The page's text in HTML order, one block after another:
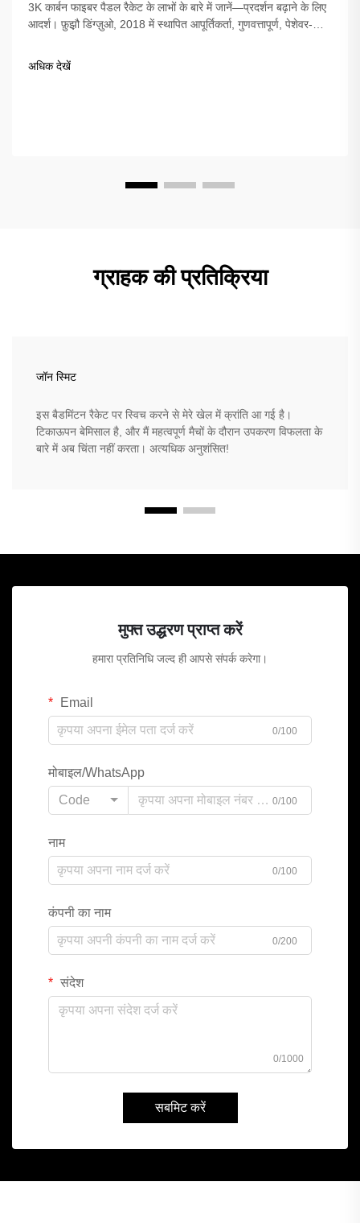
3K कार्बन फाइबर पैडल रैकेट के लाभों के बारे में जानें—प्रदर्शन बढ़ाने के लिए
आदर्श। फ़ुझ़ौ डिंग्ज़ुओ, 2018 में स्थापित आपूर्तिकर्ता, गुणवत्तापूर्ण, पेशेवर-
अधिक देखें
ग्राहक की प्रतिक्रिया
जॉन स्मिट
इस बैडमिंटन रैकेट पर स्विच करने से मेरे खेल में क्रांति आ गई है।
टिकाऊपन बेमिसाल है, और मैं महत्वपूर्ण मैचों के दौरान उपकरण विफलता के
बारे में अब चिंता नहीं करता। अत्यधिक अनुशंसित!
मुफ्त उद्धरण प्राप्त करें
हमारा प्रतिनिधि जल्द ही आपसे संपर्क करेगा।
Email
0/100
मोबाइल/WhatsApp
Code
0/100
नाम
0/100
कंपनी का नाम
0/200
संदेश
0/1000
सबमिट करें